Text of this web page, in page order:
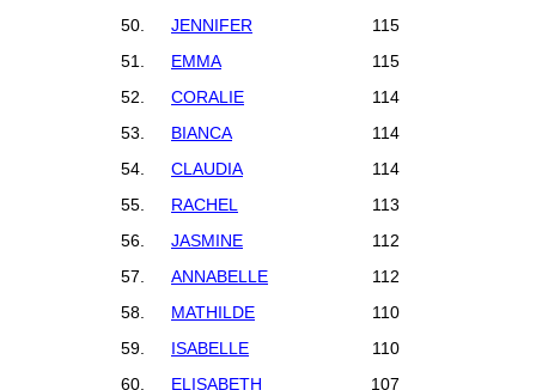
50.
JENNIFER
115
51.
EMMA
115
52.
CORALIE
114
53.
BIANCA
114
54.
CLAUDIA
114
55.
RACHEL
113
56.
JASMINE
112
57.
ANNABELLE
112
58.
MATHILDE
110
59.
ISABELLE
110
60.
ELISABETH
107